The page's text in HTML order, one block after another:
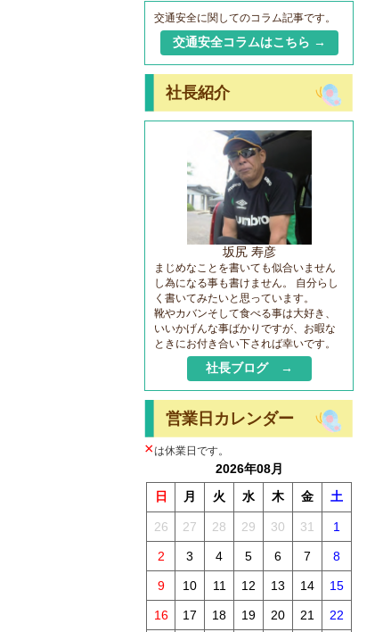
交通安全に関してのコラム記事です。
交通安全コラムはこちら →
社長紹介
坂尻 寿彦
まじめなことを書いても似合いません
し為になる事も書けません。 自分らし
く書いてみたいと思っています。
靴やカバンそして食べる事は大好き、
いいかげんな事ばかりですが、お暇な
ときにお付き合い下されば幸いです。
社長ブログ →
営業日カレンダー
×は休業日です。
2026年08月
日
月 火 水 木 金 土
26 27 28 29 30 31 1
2 3 4 5 6 7 8
9 10 11 12 13 14 15
16 17 18 19 20 21 22